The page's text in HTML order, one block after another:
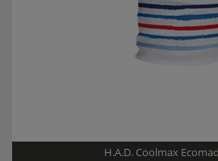
H.A.D. Coolmax